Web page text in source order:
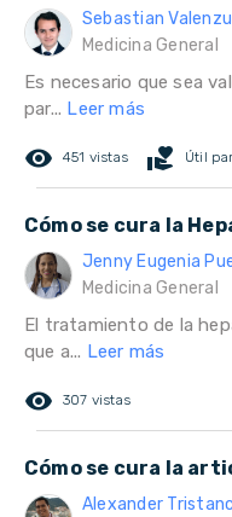
Sebastian
Medicina General
Es necesario que sea
par... Leer más
remove_red_eye 451 vistas volunteer_activism Útil
Cómo se cura la
Jenny Eugenia
Medicina General
El tratamiento de la
que a... Leer más
remove_red_eye 307 vistas
Cómo se cura la
Alexander